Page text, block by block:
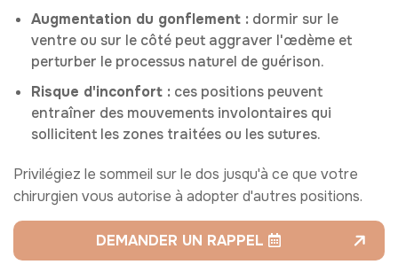
Augmentation du gonflement : dormir sur le
ventre ou sur le côté peut aggraver l'œdème et
perturber le processus naturel de guérison.
Risque d'inconfort : ces positions peuvent
entraîner des mouvements involontaires qui
sollicitent les zones traitées ou les sutures.
Privilégiez le sommeil sur le dos jusqu'à ce que votre
chirurgien vous autorise à adopter d'autres positions.
DEMANDER UN RAPPEL